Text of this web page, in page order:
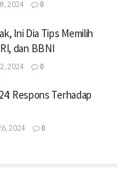
8, 2024 0
Ini Dia Tips Memilih
dan BBNI
2, 2024 0
Respons Terhadap
2024 0